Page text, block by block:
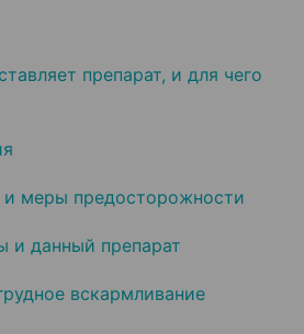
препарат, и для чего
и меры предосторожности
и данный препарат
вскармливание